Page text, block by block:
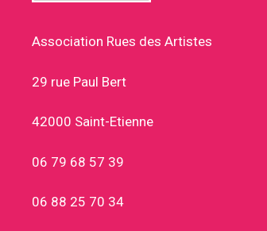
Association Rues des Artistes
29 rue Paul Bert
42000 Saint-Etienne
06 79 68 57 39
06 88 25 70 34